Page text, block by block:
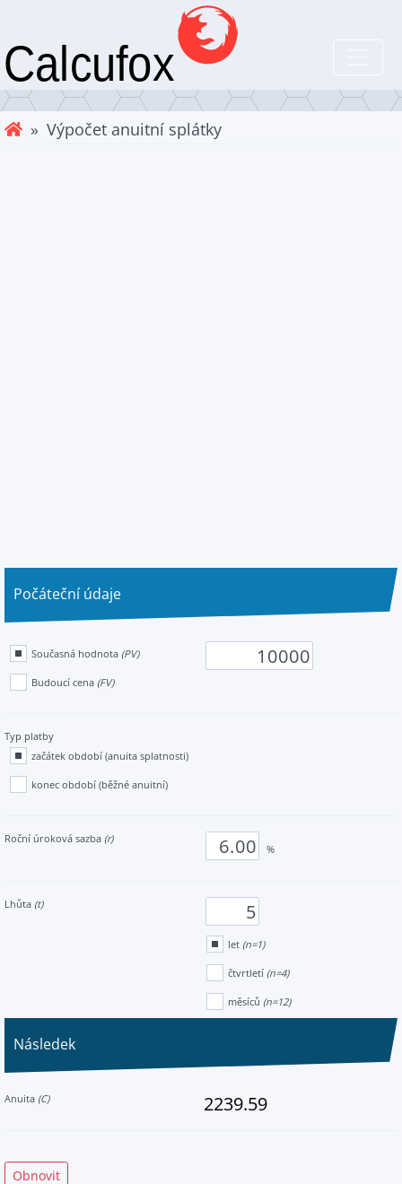
» Výpočet anuitní splátky
Počáteční údaje
Současná hodnota (PV)
Budoucí cena (FV)
Typ platby
začátek období (anuita splatnosti)
konec období (běžné anuitní)
Roční úroková sazba (r)
%
Lhůta (t)
let (n=1)
čtvrtletí (n=4)
měsíců (n=12)
Následek
Anuita (C)